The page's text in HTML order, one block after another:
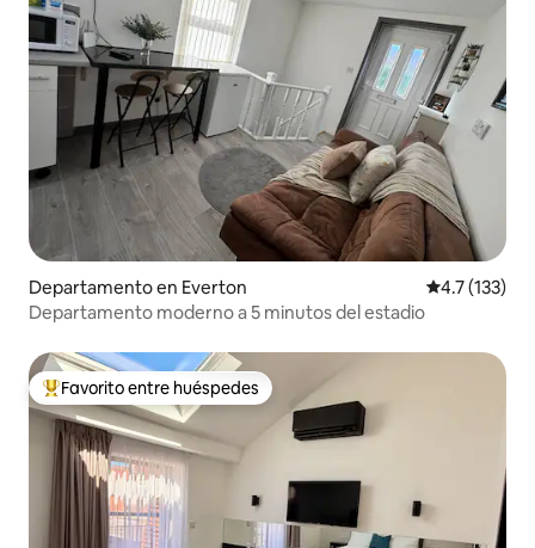
Departamento en Everton Calificación
4.7 (133)
Departamento moderno a 5 minutos del estadio
De los mejores en Favorito entre huéspedes
Favorito entre huéspedes